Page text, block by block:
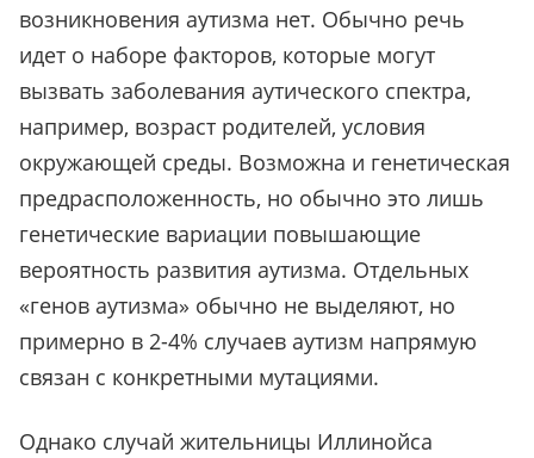
возникновения аутизма нет. Обычно речь
идет о наборе факторов, которые могут
вызвать заболевания аутического спектра,
например, возраст родителей, условия
окружающей среды. Возможна и генетическая
предрасположенность, но обычно это лишь
генетические вариации повышающие
вероятность развития аутизма. Отдельных
«генов аутизма» обычно не выделяют, но
примерно в 2-4% случаев аутизм напрямую
связан с конкретными мутациями.
Однако случай жительницы Иллинойса